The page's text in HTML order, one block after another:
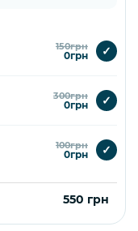
150грн
0грн ✓
300грн
0грн ✓
100грн
0грн ✓
550 грн